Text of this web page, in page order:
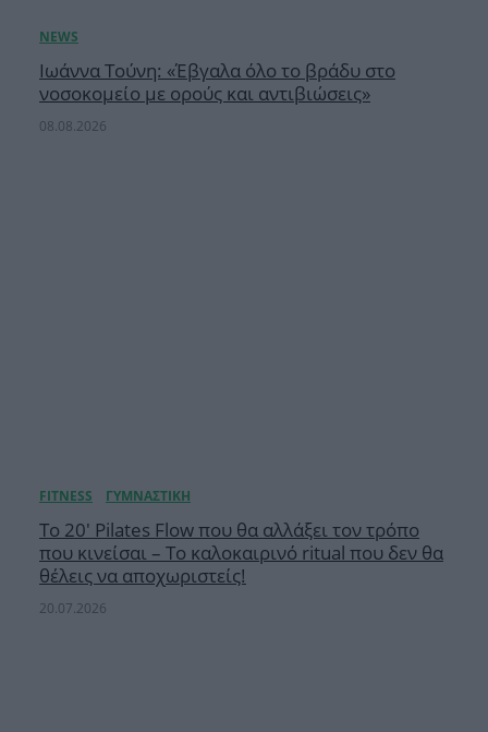
Ιωάννα Τούνη: «Έβγαλα όλο το βράδυ στο
νοσοκομείο με ορούς και αντιβιώσεις»
08.08.2026
Το 20′ Pilates Flow που θα αλλάξει τον τρόπο
που κινείσαι – Το καλοκαιρινό ritual που δεν θα
θέλεις να αποχωριστείς!
20.07.2026